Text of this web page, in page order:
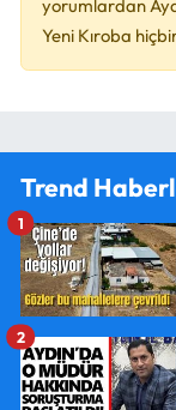
yorumlardan
Yeni Kıroba
Trend
1
2